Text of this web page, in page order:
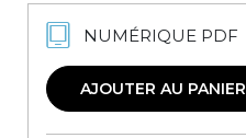
À PROPOS
CONTACT
NUMÉRIQUE PDF
AJOUTER AU PANIER